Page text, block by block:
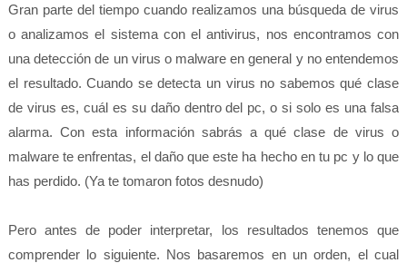
Gran parte del tiempo cuando realizamos una búsqueda de virus
o analizamos el sistema con el antivirus, nos encontramos con
una detección de un virus o malware en general y no entendemos
el resultado. Cuando se detecta un virus no sabemos qué clase
de virus es, cuál es su daño dentro del pc, o si solo es una falsa
alarma.Con esta información sabrás a qué clase de virus o
malware te enfrentas, el daño que este ha hecho en tu pc y lo que
has perdido. (Ya te tomaron fotos desnudo)
Pero antes de poder interpretar, los resultados tenemos que
comprender lo siguiente. Nos basaremos en un orden, el cual